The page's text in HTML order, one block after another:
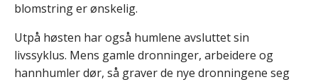
blomstring er ønskelig.
Utpå høsten har også humlene avsluttet sin
livssyklus. Mens gamle dronninger, arbeidere og
hannhumler dør, så graver de nye dronningene seg